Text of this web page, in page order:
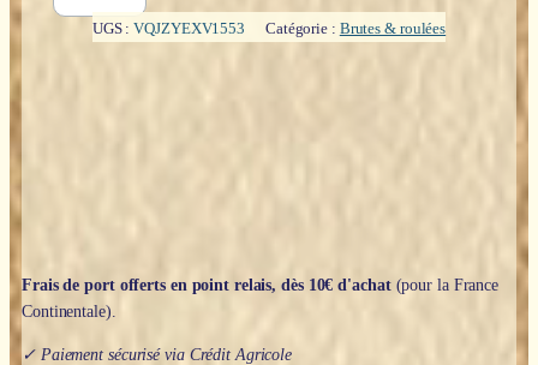
Hématite
UGS :VQJZYEXV1553 Catégorie : Brutes & roulées
Frais de port offerts en point relais, dès 10€ d'achat(pour la France
Continentale).
✓ Paiement sécurisé via Crédit Agricole